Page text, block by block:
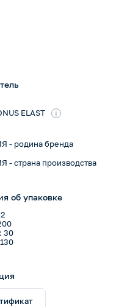
ELAST i
- родина бренда
- страна производства
об упаковке
30